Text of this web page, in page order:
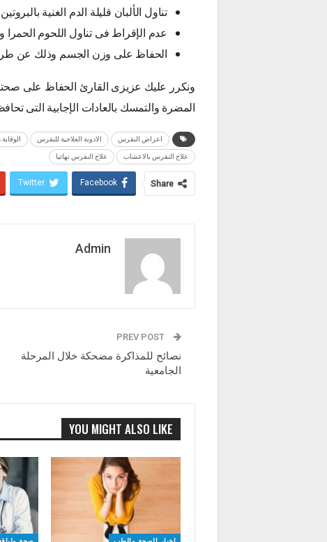
تناول الألبان قليلة الدم الغنية
عدم الإقراط فى تناول اللحوم الحمرا
الحفاظ على وزن الجسم وذلك عن
ونكرر عليك عزيزى القارئ الحفاظ على
المضرة والتمسك بالعادات الإجابية التى
اعراض النقرس الادوية العلاجية للنقرس
علاج النقرس بالاعشاب علاج النقرس نهائيا
Share
Facebook
Twitter
Admin
نصائح للمذاكرة مضحكة خلال المرحلة
الجامعية
YOU MIGHT ALSO LIKE